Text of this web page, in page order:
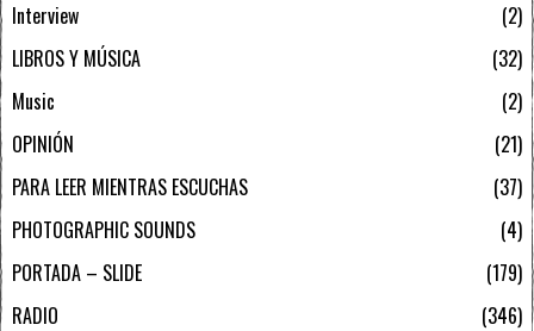
Interview
2
LIBROS Y MÚSICA
32
Music
2
OPINIÓN
21
PARA LEER MIENTRAS ESCUCHAS
37
PHOTOGRAPHIC SOUNDS
4
PORTADA – SLIDE
179
RADIO
346